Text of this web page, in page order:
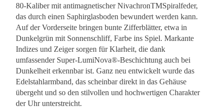
80-Kaliber mit antimagnetischer NivachronTMSpiralfeder,
das durch einen Saphirglasboden bewundert werden kann.
Auf der Vorderseite bringen bunte Zifferblätter, etwa in
Dunkelgrün mit Sonnenschliff, Farbe ins Spiel. Markante
Indizes und Zeiger sorgen für Klarheit, die dank
umfassender Super-LumiNova®-Beschichtung auch bei
Dunkelheit erkennbar ist. Ganz neu entwickelt wurde das
Edelstahlarmband, das scheinbar direkt in das Gehäuse
übergeht und so den stilvollen und hochwertigen Charakter
der Uhr unterstreicht.